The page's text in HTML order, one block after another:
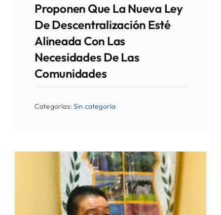
Proponen Que La Nueva Ley
De Descentralización Esté
Alineada Con Las
Necesidades De Las
Comunidades
Categorías:Sin categoría